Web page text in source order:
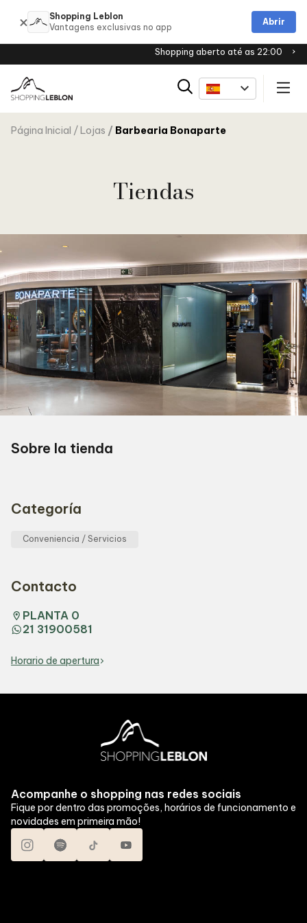
Shopping aberto até as 22:00
Página Inicial Lojas Barbearia Bonaparte
Tiendas
Sobre la tienda
Categoría
Conveniencia / Servicios
Contacto
PLANTA 0
21 31900581
Horario de apertura
Acompanhe o shopping nas redes sociais
Fique por dentro das promoções, horários de funcionamento e
novidades em primeira mão!
Shopping Leblon
Abrir